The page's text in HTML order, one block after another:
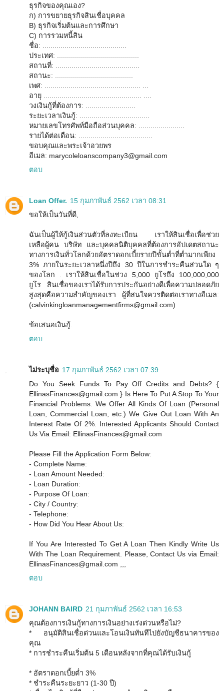
ธุรกิจของคุณเอง?
ก) การขยายธุรกิจสินเชื่อบุคคล
B) ธุรกิจเริ่มต้นและการศึกษา
C) การรวมหนี้สิน
ชื่อ: ..........................................
ประเทศ: .........................................
สถานที่: ..........................................
สถานะ: .......................................
เพศ: ................................................ ...
อายุ ................................................. ....
วงเงินกู้ที่ต้องการ: .........................
ระยะเวลาเงินกู้: ...................................
หมายเลขโทรศัพท์มือถือส่วนบุคคล: .......................
รายได้ต่อเดือน: .....................................
ขอบคุณและพระเจ้าอวยพร
อีเมล: marycoleloanscompany3@gmail.com
ตอบ
Loan Offer. 15 กุมภาพันธ์ 2562 เวลา 08:31
ขอให้เป็นวันที่ดี,
ฉันเป็นผู้ให้กู้เงินส่วนตัวที่ลงทะเบียน เราให้สินเชื่อเพื่อช่วย
เหลือผู้คน บริษัท และบุคคลนิติบุคคลที่ต้องการอัปเดตสถานะ
ทางการเงินทั่วโลกด้วยอัตราดอกเบี้ยรายปีขั้นต่ำที่ต่ำมากเพียง
3% ภายในระยะเวลาหนึ่งปีถึง 30 ปีในการชำระคืนส่วนใด ๆ
ของโลก . เราให้สินเชื่อในช่วง 5,000 ยูโรถึง 100,000,000
ยูโร สินเชื่อของเราได้รับการประกันอย่างดีเพื่อความปลอดภัย
สูงสุดคือความสำคัญของเรา ผู้ที่สนใจควรติดต่อเราทางอีเมล:
(calvinkingloanmanagementfirms@gmail.com)
ข้อเสนอเงินกู้.
ตอบ
ไม่ระบุชื่อ 17 กุมภาพันธ์ 2562 เวลา 07:39
Do You Seek Funds To Pay Off Credits and Debts? {
EllinasFinances@gmail.com } Is Here To Put A Stop To Your
Financial Problems. We Offer All Kinds Of Loan (Personal
Loan, Commercial Loan, etc.) We Give Out Loan With An
Interest Rate Of 2%. Interested Applicants Should Contact
Us Via Email: EllinasFinances@gmail.com
Please Fill the Application Form Below:
- Complete Name:
- Loan Amount Needed:
- Loan Duration:
- Purpose Of Loan:
- City / Country:
- Telephone:
- How Did You Hear About Us:
If You Are Interested To Get A Loan Then Kindly Write Us
With The Loan Requirement. Please, Contact Us via Email:
EllinasFinances@gmail.com ,,,
ตอบ
JOHANN BAIRD 21 กุมภาพันธ์ 2562 เวลา 16:53
คุณต้องการเงินกู้ทางการเงินอย่างเร่งด่วนหรือไม่?
* อนุมัติสินเชื่อด่วนและโอนเงินทันทีไปยังบัญชีธนาคารของ
คุณ
* การชำระคืนเริ่มต้น 5 เดือนหลังจากที่คุณได้รับเงินกู้
* อัตราดอกเบี้ยต่ำ 3%
* ชำระคืนระยะยาว (1-30 ปี)